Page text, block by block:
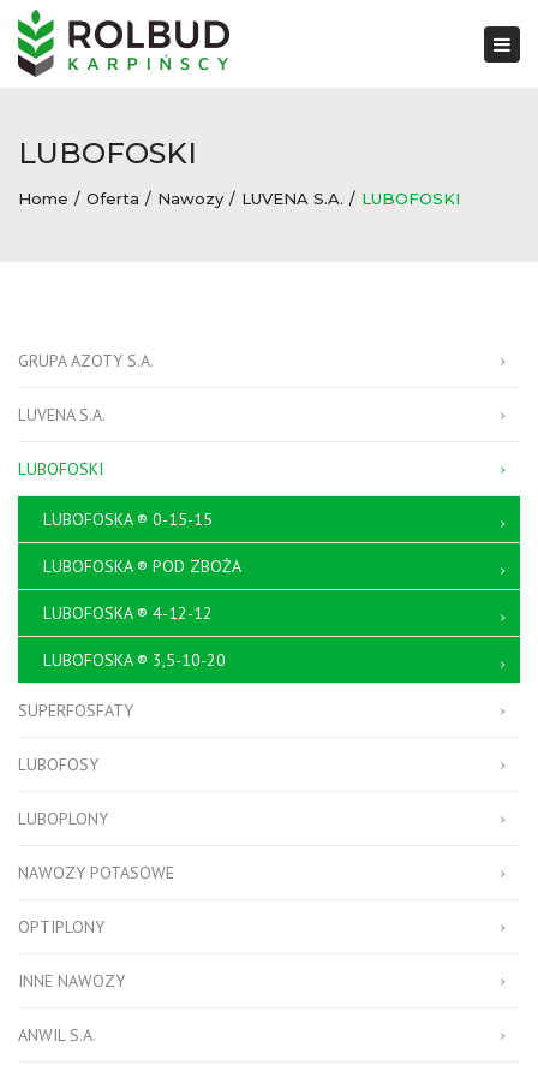
LUBOFOSKI
Home Oferta Nawozy LUVENA S.A. LUBOFOSKI
GRUPA AZOTY S.A.
LUVENA S.A.
LUBOFOSKI
LUBOFOSKA ® 0-15-15
LUBOFOSKA ® POD ZBOŻA
LUBOFOSKA ® 4-12-12
LUBOFOSKA ® 3,5-10-20
SUPERFOSFATY
LUBOFOSY
LUBOPLONY
NAWOZY POTASOWE
OPTIPLONY
INNE NAWOZY
ANWIL S.A.